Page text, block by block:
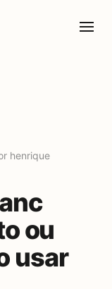
henrique
ou
usar